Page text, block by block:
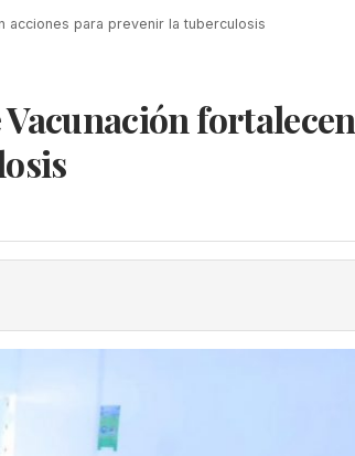
acciones para prevenir la tuberculosis
fortalecen